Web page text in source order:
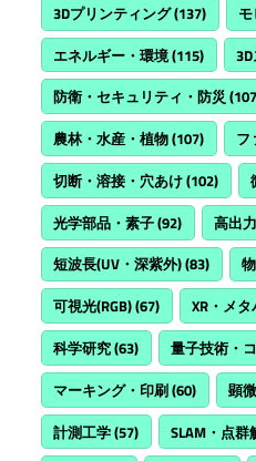
3Dプリンティング(137)
エネルギー・環境(115)
防衛・セキュリティ・防災
農林・水産・植物(107) フ
切断・溶接・穴あけ(102)
光学部品・素子(92) 高出
短波長(UV・深紫外)(83)
可視光(RGB)(67) XR・メ
科学研究(63) 量子技術・
マーキング・印刷(60) 顕
計測工学(57) SLAM・点群